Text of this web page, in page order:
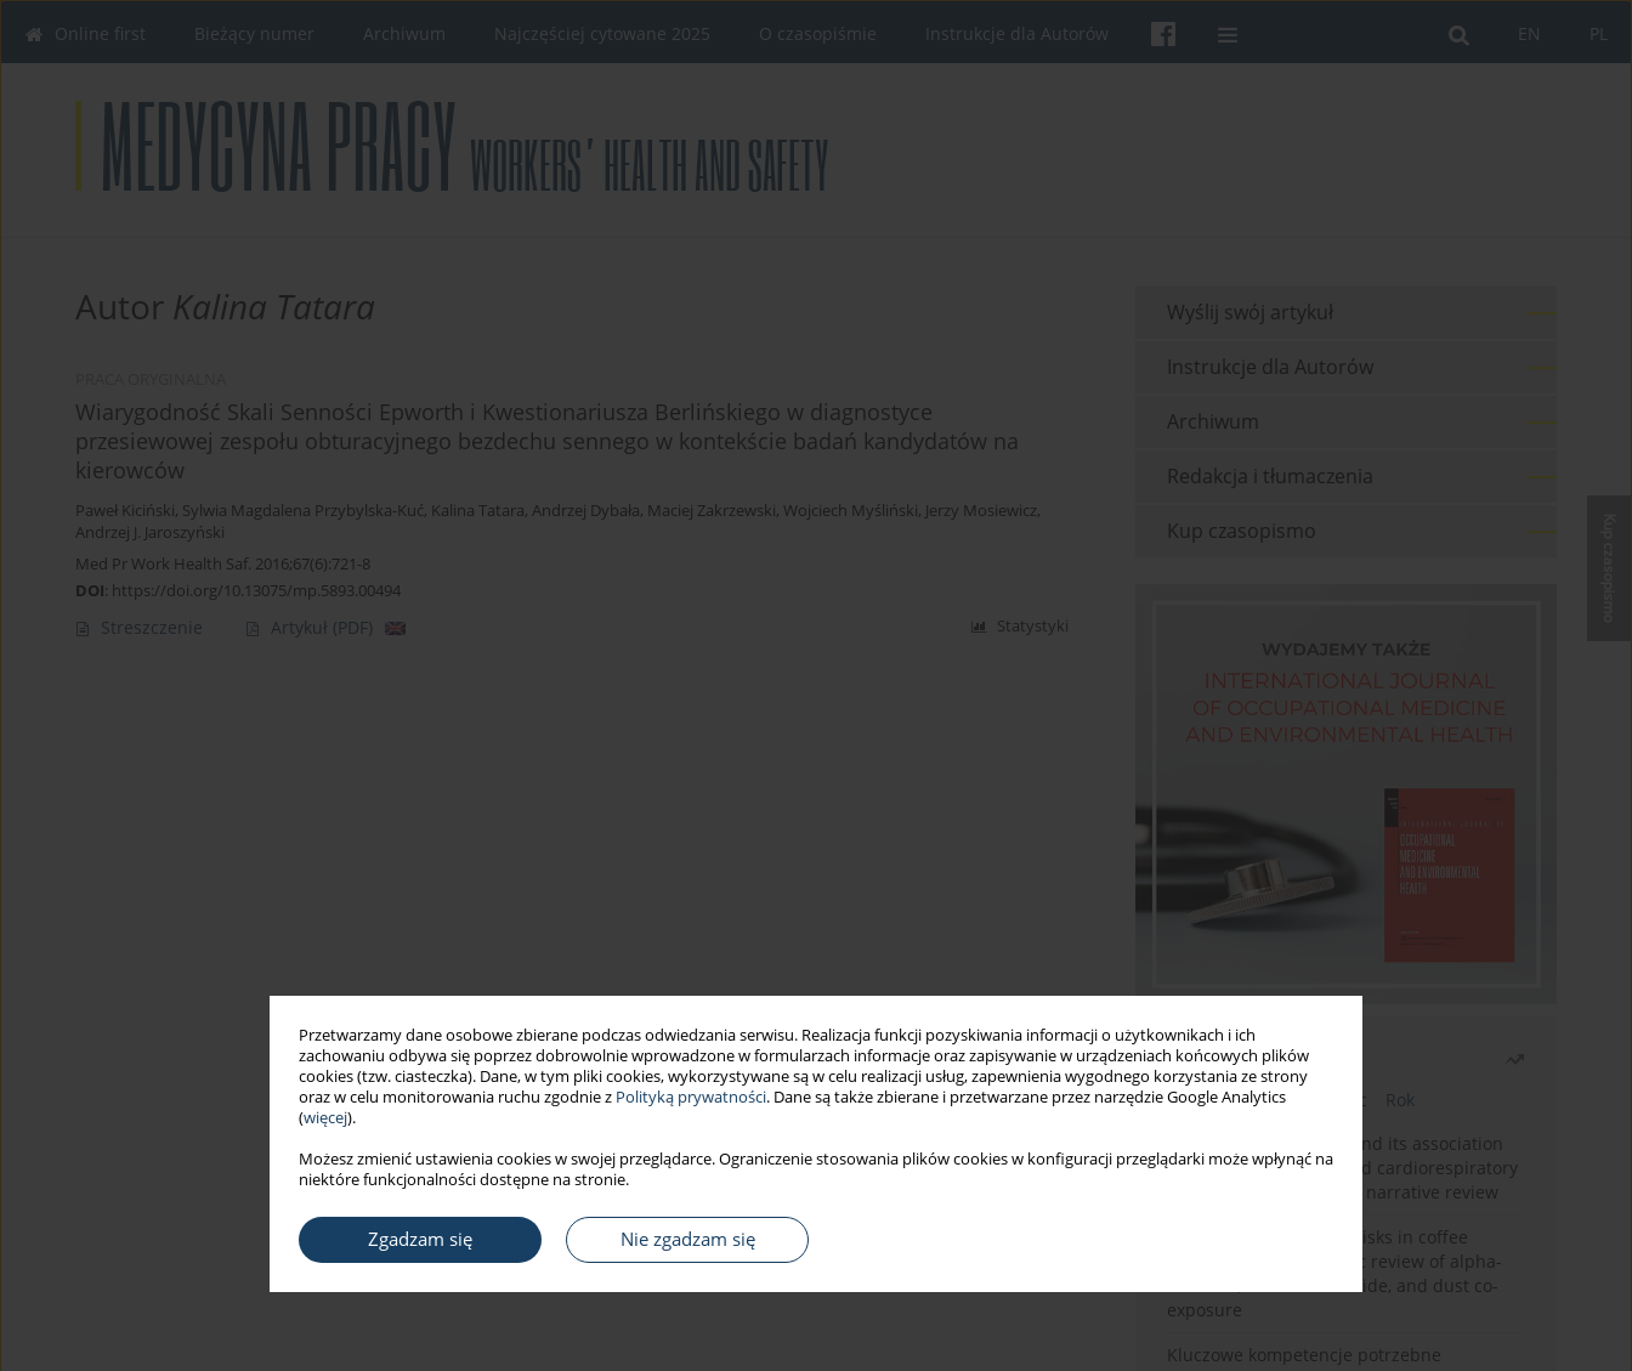
Przetwarzamy dane osobowe zbierane podczas odwiedzania serwisu. Realizacja funkcji pozyskiwania informacji o użytkownikach i ich
zachowaniu odbywa się poprzez dobrowolnie wprowadzone w formularzach informacje oraz zapisywanie w urządzeniach końcowych plików
cookies (tzw. ciasteczka). Dane, w tym pliki cookies, wykorzystywane są w celu realizacji usług, zapewnienia wygodnego korzystania ze strony
oraz w celu monitorowania ruchu zgodnie z Polityką prywatności. Dane są także zbierane i przetwarzane przez narzędzie Google Analytics
(więcej).
Możesz zmienić ustawienia cookies w swojej przeglądarce. Ograniczenie stosowania plików cookies w konfiguracji przeglądarki może wpłynąć na
niektóre funkcjonalności dostępne na stronie.
Zgadzam się Nie zgadzam się
PL
EN
Online first Bieżący numer Archiwum Najczęściej cytowane 2025 O czasopiśmie Instrukcje dla Autorów
Autor Kalina Tatara
Wiarygodność Skali Senności Epworth i Kwestionariusza Berlińskiego w diagnostyce
przesiewowej zespołu obturacyjnego bezdechu sennego w kontekście badań kandydatów na
kierowców
Paweł Kiciński, Sylwia Magdalena Przybylska-Kuć, Kalina Tatara, Andrzej Dybała, Maciej Zakrzewski, Wojciech Myśliński, Jerzy Mosiewicz,
Andrzej J. Jaroszyński
Med Pr Work Health Saf. 2016;67(6):721-8
DOI: https://doi.org/10.13075/mp.5893.00494
Streszczenie Artykuł (PDF) Statystyki
Wyślij swój artykuł
Instrukcje dla Autorów
Archiwum
Redakcja i tłumaczenia
Kup czasopismo
Najczęściej czytane
Bieżący numer Miesiąc
Rok
Occupational burnout and its association
with physical activity and cardiorespiratory
fitness among nurses: a narrative review
Synergistic respiratory risks in coffee
processing: a systematic review of alpha-
diketone, carbon monoxide, and dust co-
exposure
Kluczowe kompetencje potrzebne